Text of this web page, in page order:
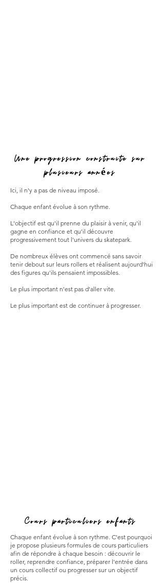
Une progression construite sur
plusieurs années
Ici, il n'y a pas de niveau imposé.
Chaque enfant évolue à son rythme.
L'objectif est qu'il prenne du plaisir à venir, qu'il
gagne en confiance et qu'il découvre
progressivement tout l'univers du skatepark.
De nombreux élèves ont commencé sans savoir
tenir debout sur leurs rollers et réalisent aujourd'hui
des figures qu'ils pensaient impossibles.
Le plus important n'est pas d'aller vite.
Le plus important est de continuer à progresser.
Cours particuliers enfants
Chaque enfant évolue à son rythme. C'est pourquoi
je propose plusieurs formules de cours particuliers
afin de répondre à chaque besoin : découvrir le
roller, reprendre confiance, préparer l'entrée dans
un cours collectif ou progresser sur un objectif
précis.